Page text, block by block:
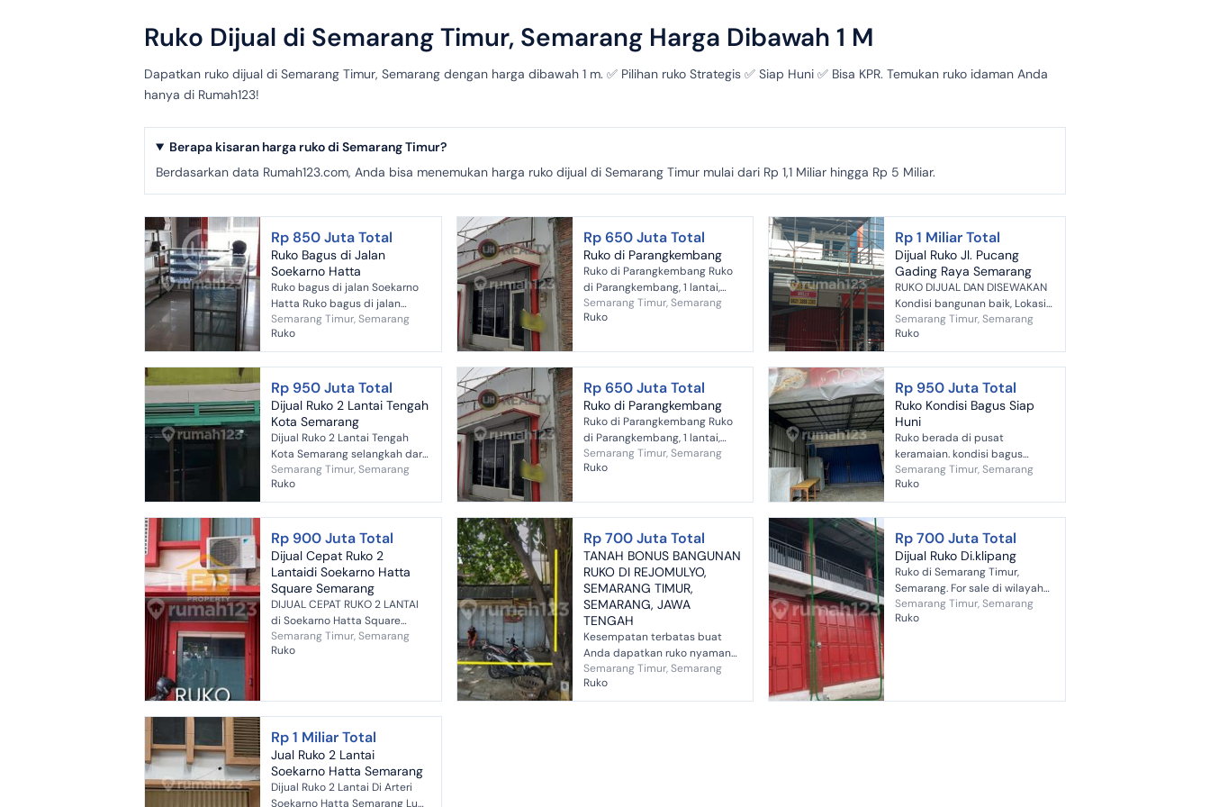
Ruko Dijual di Semarang Timur, Semarang Harga Dibawah 1 M
Dapatkan ruko dijual di Semarang Timur, Semarang dengan harga dibawah 1 m. ✅ Pilihan ruko Strategis ✅ Siap Huni ✅ Bisa KPR. Temukan ruko idaman Anda
hanya di Rumah123!
Berapa kisaran harga ruko di Semarang Timur?
Berdasarkan data Rumah123.com, Anda bisa menemukan harga ruko dijual di Semarang Timur mulai dari Rp 1,1 Miliar hingga Rp 5 Miliar.
Rp 850 Juta Total
Ruko Bagus di Jalan
Soekarno Hatta
Ruko bagus di jalan Soekarno
Hatta Ruko bagus di jalan
Soekarno Hatta, 2 lantai, hadap
utara, listrik 1300 w, air sumur
Semarang Timur, Semarang
Ruko
Rp 650 Juta Total
Ruko di Parangkembang
Ruko di Parangkembang Ruko
di Parangkembang, 1 lantai,
listrik 5500 w, air PAM
Semarang Timur, Semarang
Ruko
Rp 1 Miliar Total
Dijual Ruko Jl. Pucang
Gading Raya Semarang
RUKO DIJUAL DAN DISEWAKAN
Kondisi bangunan baik, Lokasi
di pertokan area ramai, cocok
untuk tempat usaha dan
investasi Berlokasi di
Semarang Ti...
Semarang Timur, Semarang
Ruko
Rp 950 Juta Total
Dijual Ruko 2 Lantai Tengah
Kota Semarang
Dijual Ruko 2 Lantai Tengah
Kota Semarang selangkah dari
jalan utama cocok untuk
kantor, salon / barbershop
Semarang Timur, Semarang
Ruko
Rp 650 Juta Total
Ruko di Parangkembang
Ruko di Parangkembang Ruko
di Parangkembang, 1 lantai,
listrik 5500 w, air PAM
Semarang Timur, Semarang
Ruko
Rp 950 Juta Total
Ruko Kondisi Bagus Siap
Huni
Ruko berada di pusat
keramaian. kondisi bagus
akses jalan lebar bebas banjir.
dekat RS KMRT Wongsonegoro,
dekat RS Primaya, dekat
Universitas Muham...
Semarang Timur, Semarang
Ruko
Rp 900 Juta Total
Dijual Cepat Ruko 2
Lantaidi Soekarno Hatta
Square Semarang
DIJUAL CEPAT RUKO 2 LANTAI
di Soekarno Hatta Square
Semarang Luas tanah 40m²
Luas bangunan 80m² Lebar
Semarang Timur, Semarang
Ruko
Rp 700 Juta Total
TANAH BONUS BANGUNAN
RUKO DI REJOMULYO,
SEMARANG TIMUR,
SEMARANG, JAWA
TENGAH
Kesempatan terbatas buat
Anda dapatkan ruko nyaman
dengan return investasi tinggi
di Semarang Timur, Semarang.
Ruko ini menawarkan lokasi
Semarang Timur, Semarang
Ruko
Rp 700 Juta Total
Dijual Ruko Di.klipang
Ruko di Semarang Timur,
Semarang. For sale di wilayah
yang nyaman. Dengan
kategorinya adalah sebagai
Semarang Timur, Semarang
Ruko
Rp 1 Miliar Total
Jual Ruko 2 Lantai
Soekarno Hatta Semarang
Dijual Ruko 2 Lantai Di Arteri
Soekarno Hatta Semarang Luas